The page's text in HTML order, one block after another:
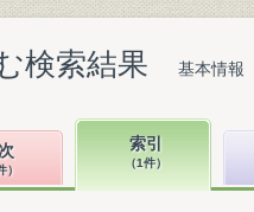
検索結果 基本情報
）
索引
（1件）